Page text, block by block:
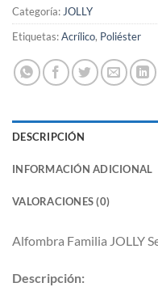
Categoría:JOLLY
Etiquetas:Acrílico, Poliéster
DESCRIPCIÓN
INFORMACIÓN ADICIONAL
VALORACIONES (0)
Alfombra Familia JOLLY
Descripción: